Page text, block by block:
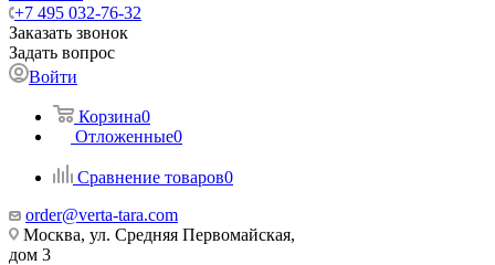
+7 495 032-76-32
Заказать звонок
Задать вопрос
Войти
Корзина0
Отложенные0
Сравнение товаров0
order@verta-tara.com
Москва, ул. Средняя Первомайская,
дом 3